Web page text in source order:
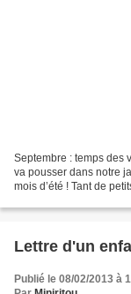
Septembre : temps des
va pousser dans notre
mois d’été ! Tant de
Lettre d'un
Publié le 08/02/2013 à